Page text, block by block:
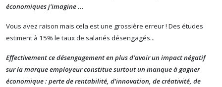
économiques j'imagine ...
Vous avez raison mais cela est une grossière erreur ! Des études
estiment à 15% le taux de salariés désengagés...
Effectivement ce désengagement en plus d'avoirun impact négatif
sur la marque employeur constituesurtout un manque à gagner
économique : perte de rentabilité, d'innovation, de créativité, de